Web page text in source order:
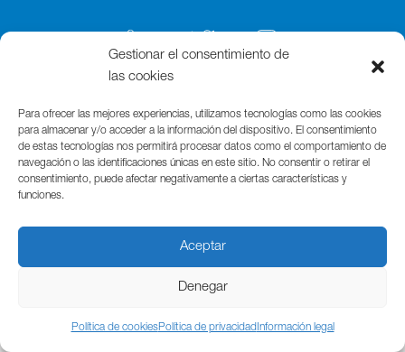
Gestionar el consentimiento de
las cookies
Para ofrecer las mejores experiencias, utilizamos tecnologías como las cookies
para almacenar y/o acceder a la información del dispositivo. El consentimiento
de estas tecnologías nos permitirá procesar datos como el comportamiento de
navegación o las identificaciones únicas en este sitio. No consentir o retirar el
consentimiento, puede afectar negativamente a ciertas características y
funciones.
Aceptar
Denegar
Política de cookiesPolítica de privacidad Información legal